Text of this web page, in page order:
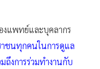
แพทย์และบุคลากร
ชนทุกคนในการดูแล
ถึงการร่วมทำงานกับ